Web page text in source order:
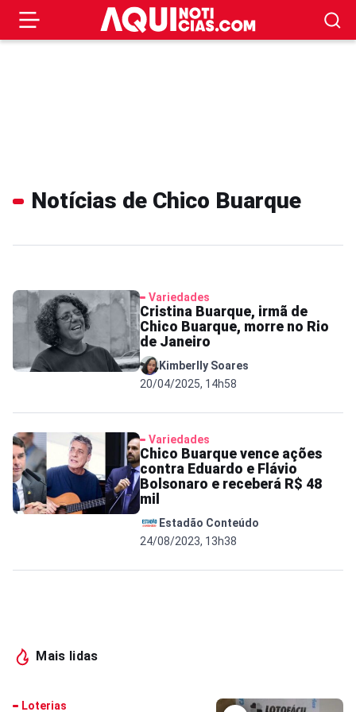
Notícias de Chico Buarque
Variedades
Cristina Buarque, irmã de
Chico Buarque, morre no Rio
de Janeiro
Kimberlly Soares
20/04/2025, 14h58
Variedades
Chico Buarque vence ações
contra Eduardo e Flávio
Bolsonaro e receberá R$ 48
mil
Estadão Conteúdo
24/08/2023, 13h38
Mais lidas
Loterias